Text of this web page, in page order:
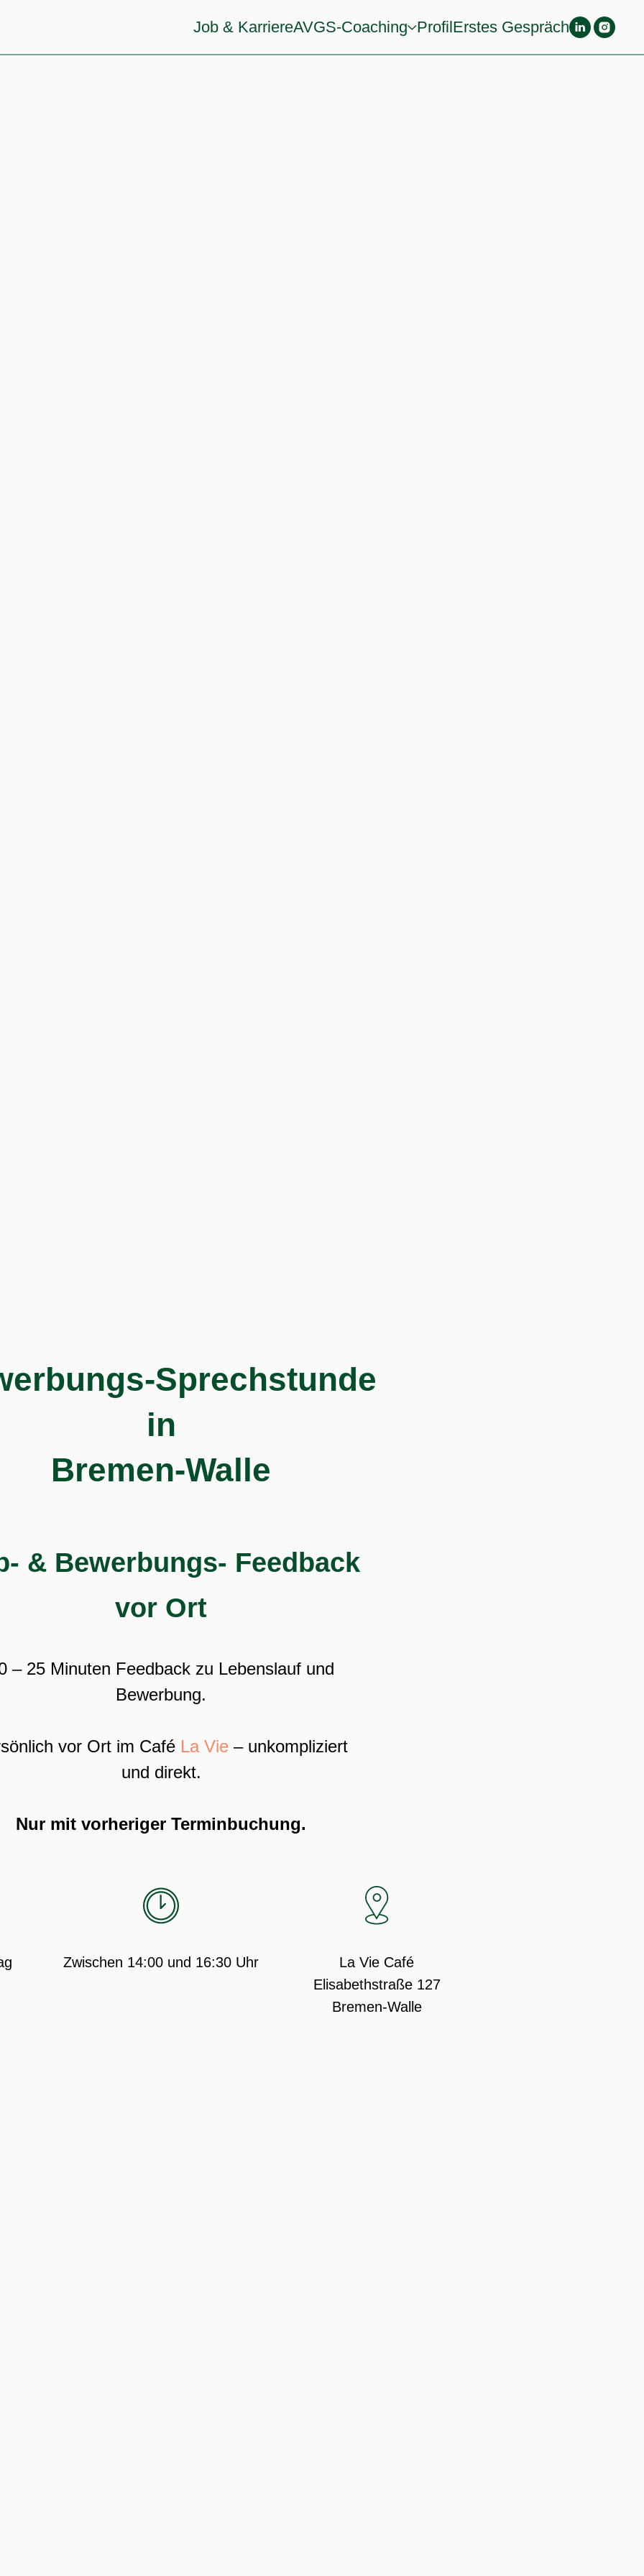
Job & KarriereAVGS-Coaching ProfilErstes Gespräch
Sprechstunde
in
Bremen-Walle
& Bewerbungs- Feedback
vor Ort
– 25 Minuten Feedback zu Lebenslauf und
Bewerbung.
vor Ort im Café La Vie – unkompliziert
und direkt.
Nur mit vorheriger Terminbuchung.
Zwischen 14:00 und 16:30 Uhr
La Vie Café
Elisabethstraße 127
Bremen-Walle